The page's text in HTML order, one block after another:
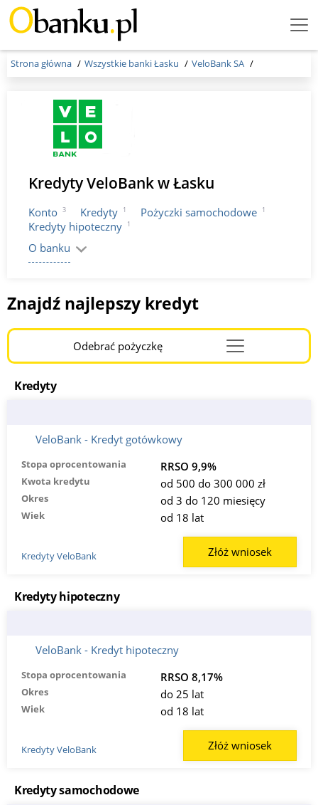
Menu
Strona główna Wszystkie banki Łasku VeloBank SA
Kredyty VeloBank w Łasku
Konto 3 Kredyty 1 Pożyczki samochodowe 1
Kredyty hipoteczny 1
O banku
Znajdź najlepszy kredyt
Odebrać pożyczkęMenu
Burger
Kredyty
VeloBank - Kredyt gotówkowy
Stopa oprocentowania RRSO 9,9%
Kwota kredytu od 500 do 300 000 zł
Okres od 3 do 120 miesięcy
Wiek od 18 lat
Kredyty VeloBank Złóż wniosek
Kredyty hipoteczny
VeloBank - Kredyt hipoteczny
Stopa oprocentowania RRSO 8,17%
Okres do 25 lat
Wiek od 18 lat
Kredyty VeloBank Złóż wniosek
Kredyty samochodowe